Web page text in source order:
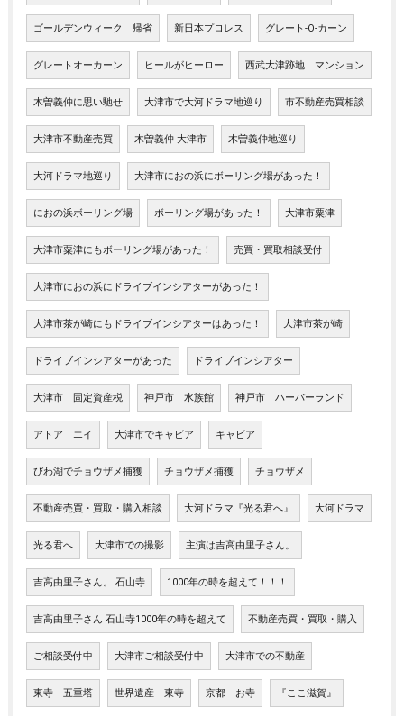
ゴールデンウィーク 帰省 新日本プロレス グレート-O-カーン
グレートオーカーン ヒールがヒーロー 西武大津跡地 マンション
木曽義仲に思い馳せ 大津市で大河ドラマ地巡り 市不動産売買相談
大津市不動産売買 木曽義仲 大津市 木曽義仲地巡り
大河ドラマ地巡り 大津市におの浜にボーリング場があった！
におの浜ボーリング場 ボーリング場があった！ 大津市粟津
大津市粟津にもボーリング場があった！ 売買・買取相談受付
大津市におの浜にドライブインシアターがあった！
大津市茶が崎にもドライブインシアターはあった！ 大津市茶が崎
ドライブインシアターがあった ドライブインシアター
大津市 固定資産税 神戸市 水族館 神戸市 ハーバーランド
アトア エイ 大津市でキャビア キャビア
びわ湖でチョウザメ捕獲 チョウザメ捕獲 チョウザメ
不動産売買・買取・購入相談 大河ドラマ『光る君へ』 大河ドラマ
光る君へ 大津市での撮影 主演は吉高由里子さん。
吉高由里子さん。 石山寺 1000年の時を超えて！！！
吉高由里子さん 石山寺1000年の時を超えて 不動産売買・買取・購入
ご相談受付中 大津市ご相談受付中 大津市での不動産
東寺 五重塔 世界遺産 東寺 京都 お寺 『ここ滋賀』